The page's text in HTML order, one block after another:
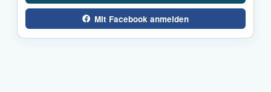
Mit Facebook anmelden